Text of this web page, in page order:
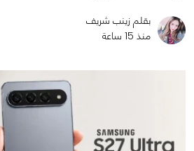
بقلم زينب شريف
منذ 15 ساعة